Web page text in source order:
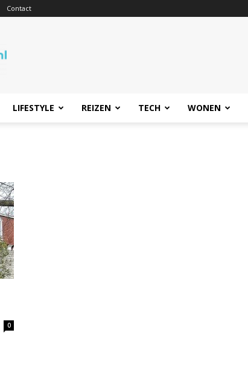
Contact
LIFESTYLE REIZEN TECH WONEN
0